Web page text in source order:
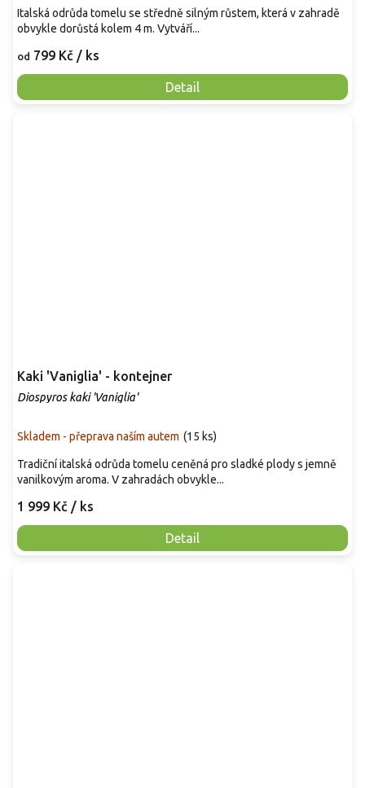
od 799 Kč / ks
Detail
Italská odrůda tomelu se středně silným růstem, která v zahradě
obvykle dorůstá kolem 4 m. Vytváří...
Kaki 'Vaniglia' - kontejner
Diospyros kaki 'Vaniglia'
Skladem - přeprava naším autem (15 ks)
1 999 Kč / ks
Detail
Tradiční italská odrůda tomelu ceněná pro sladké plody s jemně
vanilkovým aroma. V zahradách obvykle...